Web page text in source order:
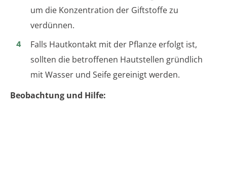
um die Konzentration der Giftstoffe zu
verdünnen.
Falls Hautkontakt mit der Pflanze erfolgt ist,
sollten die betroffenen Hautstellen gründlich
mit Wasser und Seife gereinigt werden.
Beobachtung und Hilfe: